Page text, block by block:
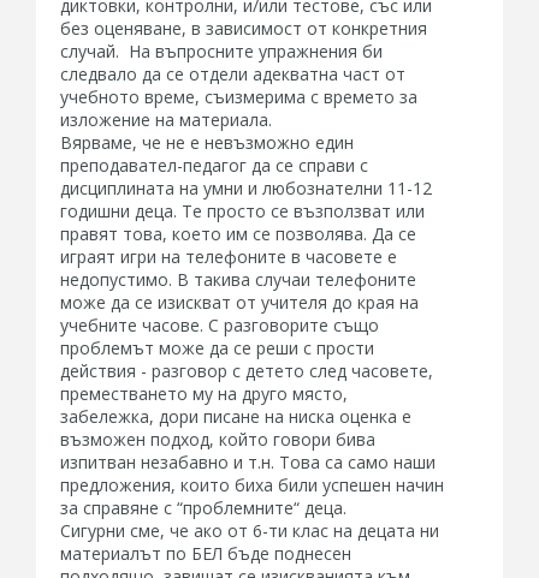
диктовки, контролни, и/или тестове, със или
без оценяване, в зависимост от конкретния
случай. На въпросните упражнения би
следвало да се отдели адекватна част от
учебното време, съизмерима с времето за
изложение на материала.
Вярваме, че не е невъзможно един
преподавател-педагог да се справи с
дисциплината на умни и любознателни 11-12
годишни деца. Те просто се възползват или
правят това, което им се позволява. Да се
играят игри на телефоните в часовете е
недопустимо. В такива случаи телефоните
може да се изискват от учителя до края на
учебните часове. С разговорите също
проблемът може да се реши с прости
действия - разговор с детето след часовете,
преместването му на друго място,
забележка, дори писане на ниска оценка е
възможен подход, който говори бива
изпитван незабавно и т.н. Това са само наши
предложения, които биха били успешен начин
за справяне с “проблемните“ деца.
Сигурни сме, че ако от 6-ти клас на децата ни
материалът по БЕЛ бъде поднесен